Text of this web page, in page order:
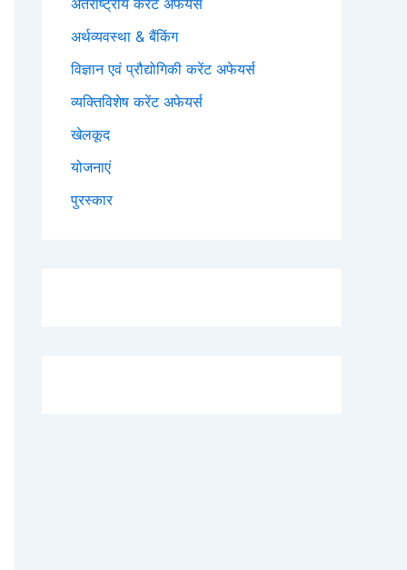
अर्थव्यवस्था & बैंकिंग
विज्ञान एवं प्रौद्योगिकी करेंट अफेयर्स
व्यक्तिविशेष करेंट अफेयर्स
खेलकूद
योजनाएं
पुरस्कार